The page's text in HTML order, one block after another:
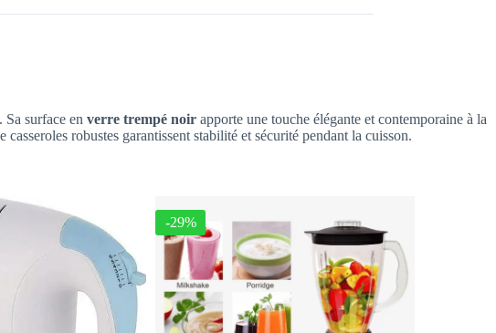
surface en verre trempé noir apporte une touche élégante et contemporaine à la
robustes garantissent stabilité et sécurité pendant la cuisson.
-29%